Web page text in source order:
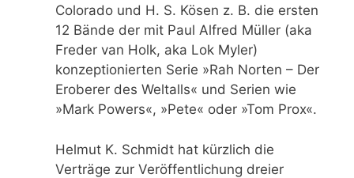
Colorado und H. S. Kösen z. B. die ersten
12 Bände der mit Paul Alfred Müller (aka
Freder van Holk, aka Lok Myler)
konzeptionierten Serie »Rah Norten – Der
Eroberer des Weltalls« und Serien wie
»Mark Powers«, »Pete« oder »Tom Prox«.
Helmut K. Schmidt hat kürzlich die
Verträge zur Veröffentlichung dreier